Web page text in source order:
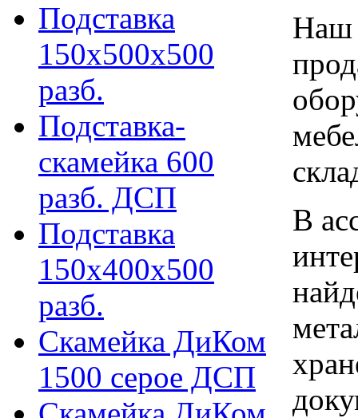
Подставка
150х500х500
разб.
Подставка-
скамейка 600
разб. ДСП
Подставка
150х400х500
разб.
Скамейка ДиКом
1500 серое ДСП
Наш
В